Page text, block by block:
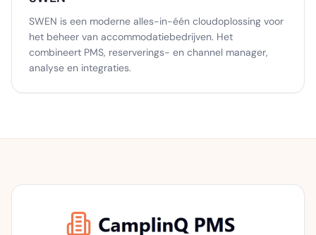
SWEN is een moderne alles-in-één cloudoplossing voor
het beheer van accommodatiebedrijven. Het
combineert PMS, reserverings- en channel manager,
analyse en integraties.